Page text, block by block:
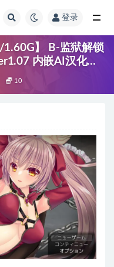
登录
1.60G】 B-监狱解锁
内嵌AI汉化版
10